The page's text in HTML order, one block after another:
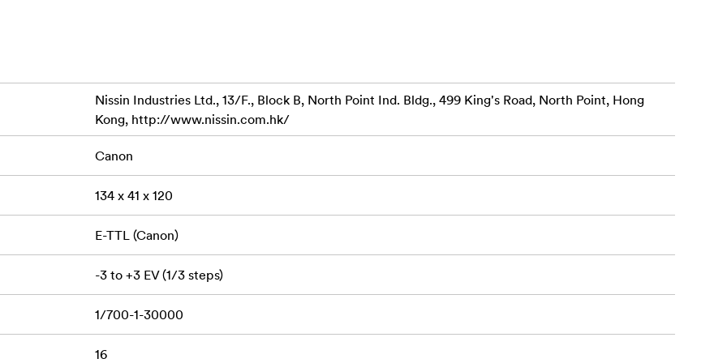
1024
kontroll, även i kombination med slavblixtar, och
läge (1/1 till 1/64). HSS ger dig friheten att fotografera med större
även i starkt solljus.
kraftfull för att ge dig friheten att blända ner objektivet och
ett större skärpedjup, även vid fotografering i starkt solljus.
52, 58, 62, 67, 72, 77 mm ingår.
Nissin Industries Ltd., 13/F., Block B, North Point Ind. Bldg., 499 King's Road, North Point, Hong
Kong, http://www.nissin.com.hk/
Canon
134 x 41 x 120
E-TTL (Canon)
-3 to +3 EV (1/3 steps)
1/700-1-30000
16